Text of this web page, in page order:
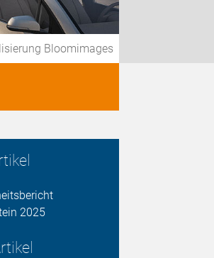
Bloomimages
2025